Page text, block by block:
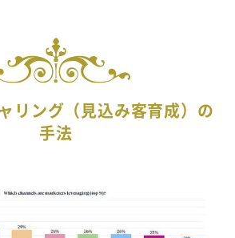
リング（見込み客育成）の
手法